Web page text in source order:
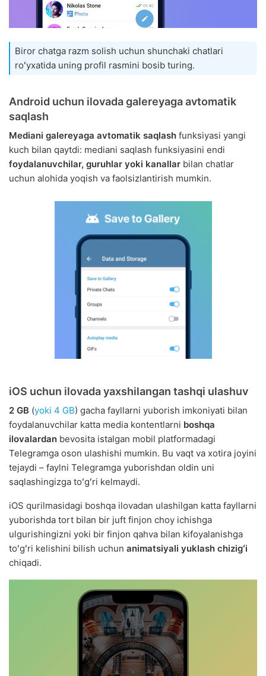
Biror chatga razm solish uchun shunchaki chatlari
roʻyxatida uning profil rasmini bosib turing.
Android uchun ilovada galereyaga avtomatik
saqlash
Mediani galereyaga avtomatik saqlash funksiyasi yangi
kuch bilan qaytdi: mediani saqlash funksiyasini endi
foydalanuvchilar, guruhlar yoki kanallar bilan chatlar
uchun alohida yoqish va faolsizlantirish mumkin.
iOS uchun ilovada yaxshilangan tashqi ulashuv
2 GB (yoki 4 GB) gacha fayllarni yuborish imkoniyati bilan
foydalanuvchilar katta media kontentlarni boshqa
ilovalardan bevosita istalgan mobil platformadagi
Telegramga oson ulashishi mumkin. Bu vaqt va xotira joyini
tejaydi – faylni Telegramga yuborishdan oldin uni
saqlashingizga toʻgʻri kelmaydi.
iOS qurilmasidagi boshqa ilovadan ulashilgan katta fayllarni
yuborishda tort bilan bir juft finjon choy ichishga
ulgurishingizni yoki bir finjon qahva bilan kifoyalanishga
toʻgʻri kelishini bilish uchun animatsiyali yuklash chizigʻi
chiqadi.